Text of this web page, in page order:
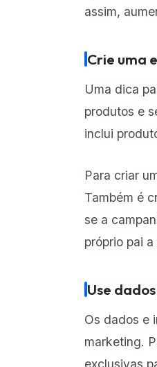
assim,
Crie uma
Uma dica
produtos e
inclui
Para criar
Também é
se a
próprio pai
Use
Os dados e
marketing.
exclusivas